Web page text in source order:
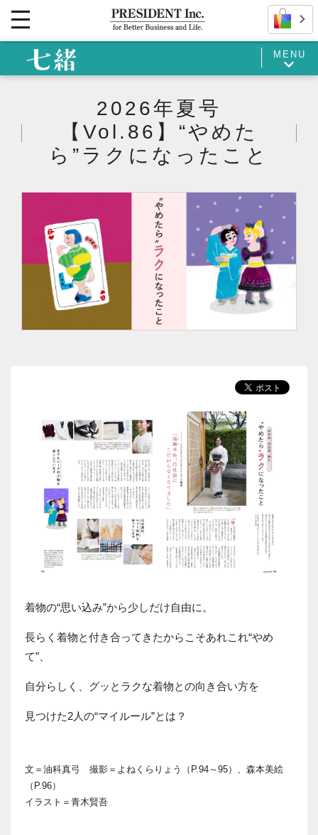
MENU
2026年夏号
【Vol.86】“やめた
ら”ラクになったこと
着物の“思い込み”から少しだけ自由に。
長らく着物と付き合ってきたからこそあれこれ“やめ
て”、
自分らしく、グッとラクな着物との向き合い方を
見つけた2人の“マイルール”とは？
文＝油科真弓 撮影＝よねくらりょう（P.94～95）、森本美絵
（P.96）
イラスト＝青木賢吾